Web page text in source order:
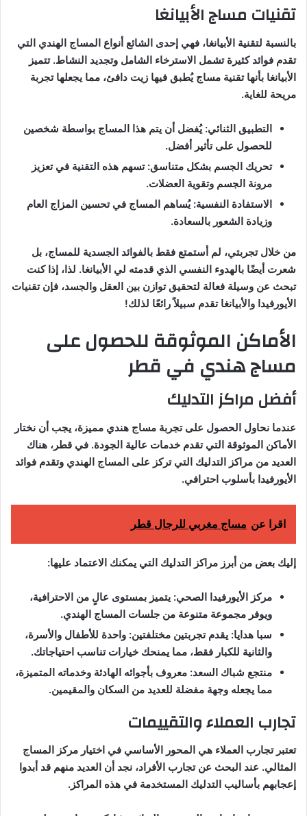
تقنيات مساج الأبيانغا
بالنسبة لتقنية الأبيانغا، فهي إحدى الشائع أنواع المساج الهندي التي
تقدم فوائد كثيرة تشمل الاسترخاء الشامل وتجديد النشاط. تتميز
الأبيانغا بأنها تقنية مساج يُطبق فيها زيت دافئ، مما يجعلها تجربة
مريحة للغاية.
التطبيق الثنائي: يُفضل أن يتم هذا المساج بواسطة شخصين
للحصول على تأثير أفضل.
تحريك الجسم بشكل متناسق: تسهم هذه التقنية في تعزيز
مرونة الجسم وتقوية العضلات.
الاستفادة النفسية: يُساهم المساج في تحسين المزاج العام
وزيادة الشعور بالسعادة.
من خلال تجربتي، لم أستمتع فقط بالفوائد الجسدية للمساج، بل
شعرت أيضًا بالهدوء النفسي الذي قدمته لي الأبيانغا. لذا، إذا كنت
تبحث عن وسيلة فعالة لتحقيق توازن بين العقل والجسد، فإن تقنيات
الأيورفيدا والأبيانغا تقدم سبيلاً رائعًا لذلك!
الأماكن الموثوقة للحصول على
مساج هندي في قطر
أفضل مراكز التدليك
عندما نحاول الحصول على تجربة مساج هندي مميزة، يجب أن نختار
الأماكن الموثوقة التي تقدم خدمات عالية الجودة. في قطر، هناك
العديد من مراكز التدليك التي تركز على المساج الهندي وتقدم فوائد
الأيورفيدا بأسلوب احترافي.
اقرا عن مساج مغربي للرجال قطر
إليك بعض من أبرز مراكز التدليك التي يمكنك الاعتماد عليها:
مركز الأيورفيدا الصحي: يتميز بمستوى عالٍ من الاحترافية،
ويوفر مجموعة متنوعة من جلسات المساج الهندي.
سبا هدايا: يقدم تجربتين مختلفتين: واحدة للأطفال والأسرة،
والثانية للكبار فقط، مما يمنحك خيارات تناسب احتياجاتك.
منتجع شباك السعد: معروف بأجوائه الهادئة وخدماته المتميزة،
مما يجعله وجهة مفضلة للعديد من السكان والمقيمين.
تجارب العملاء والتقييمات
تعتبر تجارب العملاء هي المحور الأساسي في اختيار مركز المساج
المثالي. عند البحث عن تجارب الأفراد، نجد أن العديد منهم قد أبدوا
إعجابهم بأساليب التدليك المستخدمة في هذه المراكز.